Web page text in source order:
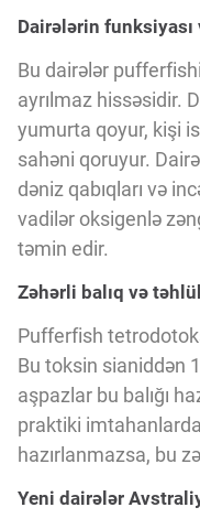
Innovasiya Bələdçisi
Gələcəyin Təhlili
Podkastlar
Dairələrin
Bu dairələr
ayrılmaz hissəsidir.
yumurta qoyur, kişi
sahəni qoruyur.
dəniz qabıqları və
vadilər oksigenlə
təmin edir.
Zəhərli balıq və
Pufferfish
Bu toksin sianiddən
aşpazlar bu balığı
praktiki
hazırlanmazsa, bu
Yeni dairələr